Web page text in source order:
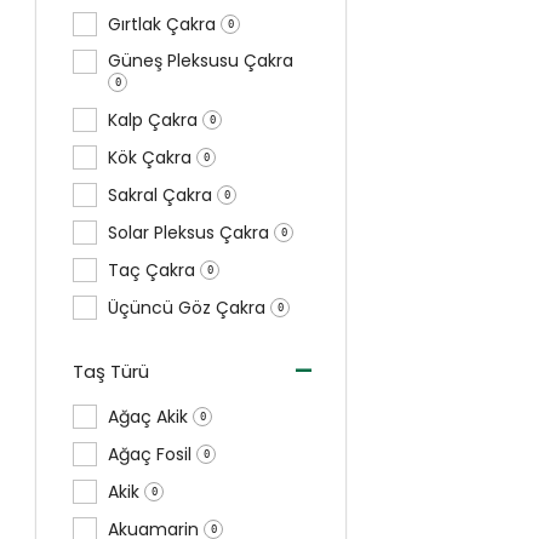
Gırtlak Çakra 0
Güneş Pleksusu Çakra
0
Kalp Çakra 0
Kök Çakra 0
Sakral Çakra 0
Solar Pleksus Çakra 0
Taç Çakra 0
Üçüncü Göz Çakra 0
Taş Türü -
Ağaç Akik 0
Ağaç Fosil 0
Akik 0
Akuamarin 0